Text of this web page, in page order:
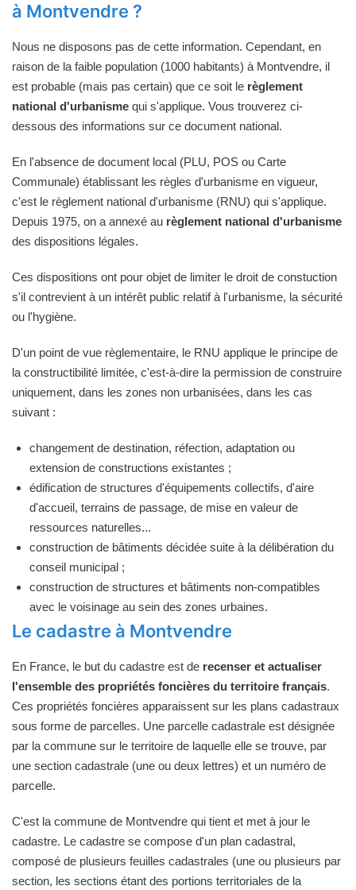
à Montvendre ?
Nous ne disposons pas de cette information. Cependant, en
raison de la faible population (1000 habitants) à Montvendre, il
est probable (mais pas certain) que ce soit le règlement
national d'urbanisme qui s'applique. Vous trouverez ci-
dessous des informations sur ce document national.
En l'absence de document local (PLU, POS ou Carte
Communale) établissant les règles d'urbanisme en vigueur,
c'est le règlement national d'urbanisme (RNU) qui s'applique.
Depuis 1975, on a annexé au règlement national d'urbanisme
des dispositions légales.
Ces dispositions ont pour objet de limiter le droit de constuction
s'il contrevient à un intérêt public relatif à l'urbanisme, la sécurité
ou l'hygiène.
D'un point de vue règlementaire, le RNU applique le principe de
la constructibilité limitée, c'est-à-dire la permission de construire
uniquement, dans les zones non urbanisées, dans les cas
suivant :
changement de destination, réfection, adaptation ou
extension de constructions existantes ;
édification de structures d'équipements collectifs, d'aire
d'accueil, terrains de passage, de mise en valeur de
ressources naturelles...
construction de bâtiments décidée suite à la délibération du
conseil municipal ;
construction de structures et bâtiments non-compatibles
avec le voisinage au sein des zones urbaines.
Le cadastre à Montvendre
En France, le but du cadastre est de recenser et actualiser
l'ensemble des propriétés foncières du territoire français.
Ces propriétés foncières apparaissent sur les plans cadastraux
sous forme de parcelles. Une parcelle cadastrale est désignée
par la commune sur le territoire de laquelle elle se trouve, par
une section cadastrale (une ou deux lettres) et un numéro de
parcelle.
C'est la commune de Montvendre qui tient et met à jour le
cadastre. Le cadastre se compose d'un plan cadastral,
composé de plusieurs feuilles cadastrales (une ou plusieurs par
section, les sections étant des portions territoriales de la